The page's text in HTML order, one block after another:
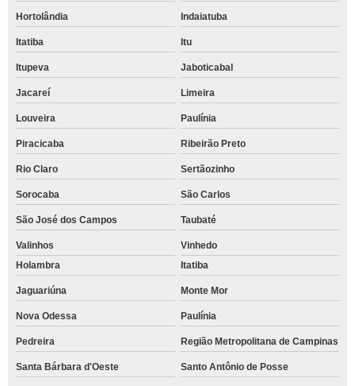
Hortolândia Indaiatuba
Itatiba Itu
Itupeva Jaboticabal
Jacareí Limeira
Louveira Paulínia
Piracicaba Ribeirão Preto
Rio Claro Sertãozinho
Sorocaba São Carlos
São José dos Campos Taubaté
Valinhos
Vinhedo
Holambra
Itatiba
Jaguariúna Monte Mor
Nova Odessa Paulínia
Pedreira Região Metropolitana de Campinas
Santa Bárbara d'Oeste Santo Antônio de Posse